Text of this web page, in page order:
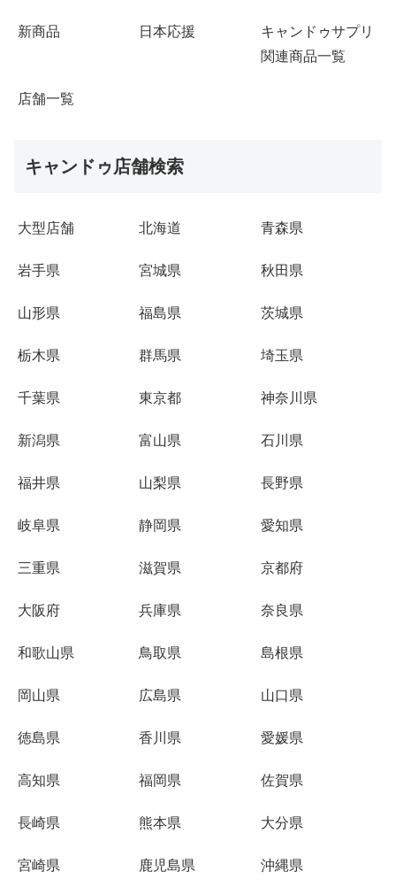
新商品 日本応援
キャンドゥサプリ
関連商品一覧
店舗一覧
キャンドゥ店舗検索
大型店舗 北海道 青森県
岩手県 宮城県 秋田県
山形県 福島県 茨城県
栃木県 群馬県 埼玉県
千葉県 東京都 神奈川県
新潟県 富山県 石川県
福井県 山梨県 長野県
岐阜県 静岡県 愛知県
三重県 滋賀県 京都府
大阪府 兵庫県 奈良県
和歌山県 鳥取県 島根県
岡山県 広島県 山口県
徳島県 香川県 愛媛県
高知県 福岡県 佐賀県
長崎県 熊本県 大分県
宮崎県 鹿児島県 沖縄県